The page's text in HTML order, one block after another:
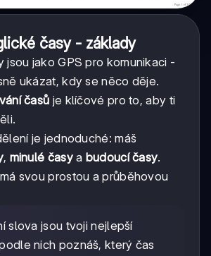
časy - základy
jsou jako GPS pro komunikaci -
ukázat, kdy se něco děje.
časů je klíčové pro to, aby ti
je jednoduché: máš
, minulé časya budoucí časy.
svou prostou a průběhovou
slova jsou tvoji nejlepší
nich poznáš, který čas